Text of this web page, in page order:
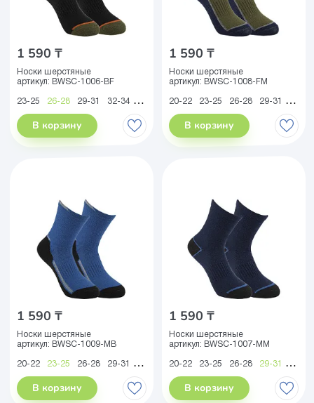
1 590 ₸
Носки шерстяные
артикул: BWSC-1006-BF
23-25 26-28 29-31 32-34 35-38 39-41
В корзину
1 590 ₸
Носки шерстяные
артикул: BWSC-1008-FM
20-22 23-25 26-28 29-31 32-34
В корзину
1 590 ₸
Носки шерстяные
артикул: BWSC-1009-MB
20-22 23-25 26-28 29-31 32-34
В корзину
1 590 ₸
Носки шерстяные
артикул: BWSC-1007-MM
20-22 23-25 26-28 29-31 32-34
В корзину